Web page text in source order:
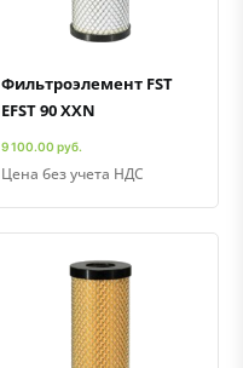
Фильтроэлемент FST
EFST 90 XXN
9 100.00 руб.
Цена без учета НДС